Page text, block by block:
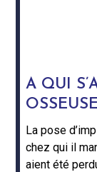
A QUI
La pose
chez qui il
aient été